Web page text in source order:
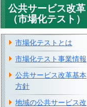
公共サービス改革
（市場化テスト）
市場化テストとは
市場化テスト事業情報
公共サービス改革基本
方針
地域の公共サービス改